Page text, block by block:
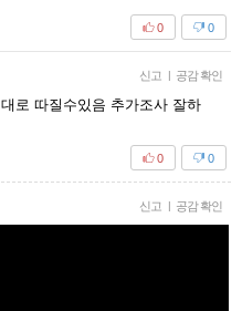
0
0
신고 | 공감 확인
로 따질수있음 추가조사 잘하
0
0
신고 | 공감 확인